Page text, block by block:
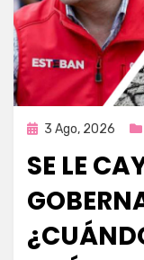
Publicada
3 Ago, 2026
SE LE